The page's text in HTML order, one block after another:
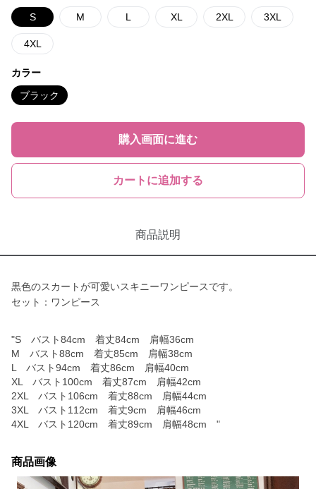
S M L XL 2XL 3XL
4XL
カラー
ブラック
購入画面に進む
カートに追加する
商品説明
黒色のスカートが可愛いスキニーワンピースです。
セット：ワンピース
"S バスト84cm 着丈84cm 肩幅36cm
M バスト88cm 着丈85cm 肩幅38cm
L バスト94cm 着丈86cm 肩幅40cm
XL バスト100cm 着丈87cm 肩幅42cm
2XL バスト106cm 着丈88cm 肩幅44cm
3XL バスト112cm 着丈9cm 肩幅46cm
4XL バスト120cm 着丈89cm 肩幅48cm "
商品画像